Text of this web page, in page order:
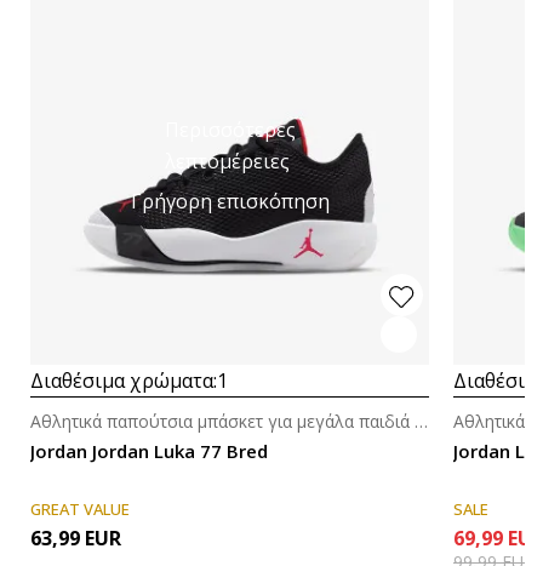
Περισσότερες
λεπτομέρειες
Γρήγορη επισκόπηση
Διαθέσιμα χρώματα:1
Jordan Jordan Luka 77 Bred
Αθλητικά παπούτσια μπάσκετ για μεγάλα παιδιά (8-14ε.)
GREAT VALUE
63,99 EUR
Jordan
SALE
69,99 EUR